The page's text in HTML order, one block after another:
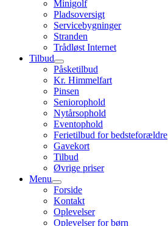
Minigolf
Pladsoversigt
Servicebygninger
Stranden
Trådløst Internet
Tilbud
Påsketilbud
Kr. Himmelfart
Pinsen
Seniorophold
Nytårsophold
Eventophold
Ferietilbud for bedsteforældre
Gavekort
Tilbud
Øvrige priser
Menu
Forside
Kontakt
Oplevelser
Oplevelser for børn